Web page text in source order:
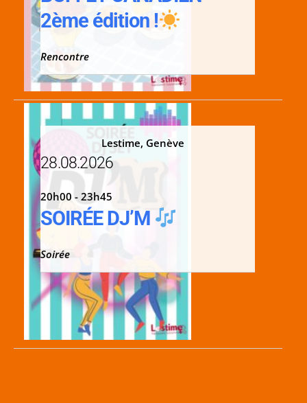
2ème édition !
Rencontre
Lestime, Genève
28.08.2026
20h00 - 23h45
SOIRÉE DJ’M
Soirée